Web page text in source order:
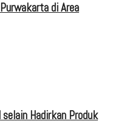
di Area
Hadirkan Produk